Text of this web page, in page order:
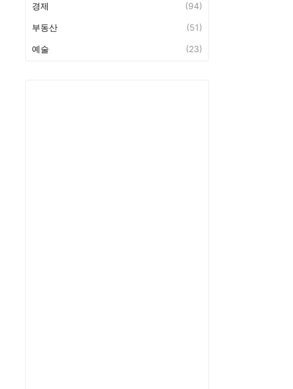
경제 (94)
부동산 (51)
예술 (23)